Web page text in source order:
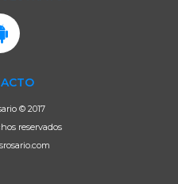
© 2017
reservados